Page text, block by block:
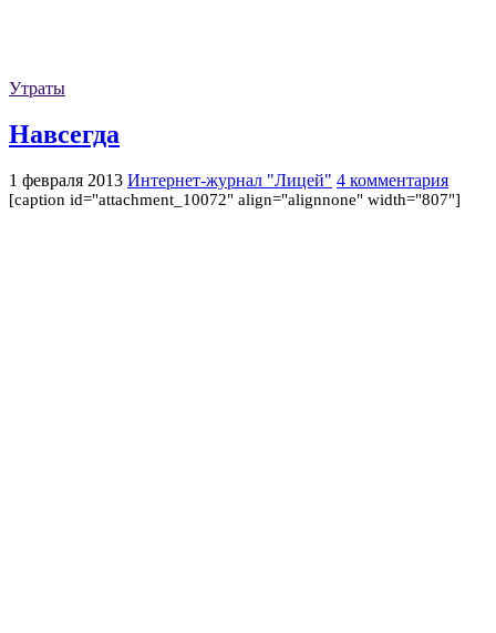
Утраты
Навсегда
1 февраля 2013 Интернет-журнал "Лицей" 4 комментария
[caption id="attachment_10072" align="alignnone" width="807"]